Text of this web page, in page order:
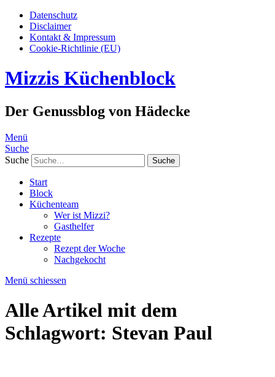
Datenschutz
Disclaimer
Kontakt & Impressum
Cookie-Richtlinie (EU)
Mizzis Küchenblock
Der Genussblog von Hädecke
Menü
Suche
Suche
Start
Block
Küchenteam
Wer ist Mizzi?
Gasthelfer
Rezepte
Rezept der Woche
Nachgekocht
Menü schiessen
Alle Artikel mit dem
Schlagwort: Stevan Paul